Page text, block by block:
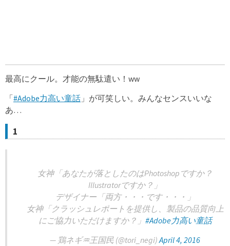
最高にクール。才能の無駄遣い！ww
「#Adobe力高い童話 」が可笑しい。みんなセンスいいな
あ…
1
女神「あなたが落としたのはPhotoshopですか？
Illustratorですか？」
デザイナー「両方・・・です・・・」
女神「クラッシュレポートを提供し、製品の品質向上
にご協力いただけますか？」 #Adobe力高い童話
— 鶏ネギ♒️王国民 (@tori_negi)April 4, 2016